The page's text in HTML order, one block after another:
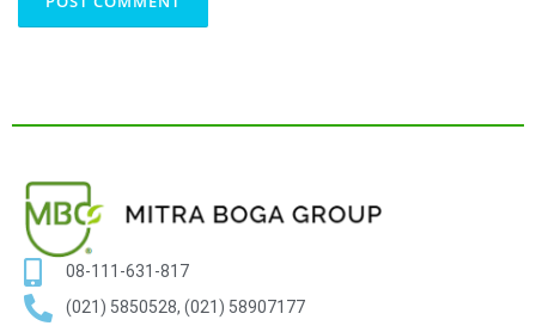
08-111-631-817
(021) 5850528, (021) 58907177